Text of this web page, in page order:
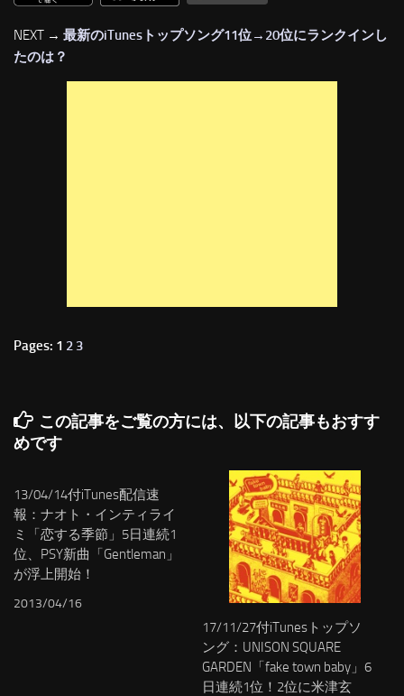
NEXT → 最新のiTunesトップソング11位→20位にランクインし
たのは？
Pages: 1 2 3
この記事をご覧の方には、以下の記事もおすす
めです
13/04/14付iTunes配信速
報：ナオト・インティライ
ミ「恋する季節」5日連続1
位、PSY新曲「Gentleman」
が浮上開始！
2013/04/16
17/11/27付iTunesトップソ
ング：UNISON SQUARE
GARDEN「fake town baby」6
日連続1位！2位に米津玄